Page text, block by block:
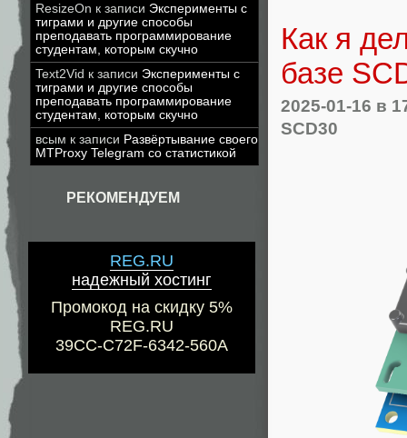
ResizeOn к записи Эксперименты с
тиграми и другие способы
преподавать программирование
студентам, которым скучно
Text2Vid к записи Эксперименты с
тиграми и другие способы
преподавать программирование
студентам, которым скучно
всым к записи Развёртывание своего
MTProxy Telegram со статистикой
РЕКОМЕНДУЕМ
REG.RU
надежный хостинг
Промокод на скидку 5%
REG.RU
39CC-C72F-6342-560A
Как я
базе
2025-01-16 в
SCD30